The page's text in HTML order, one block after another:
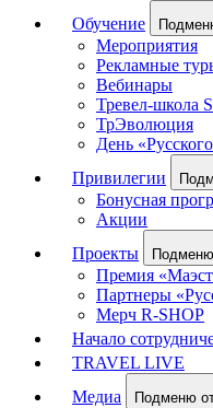
Обучение
Мероприятия
Рекламные
Вебинары
Тревел-школа
ТрЭволюция
День
Привилегии
Бонусная
Акции
Проекты
Подменю
Премия
Партнеры
Мерч R-SHOP
Начало
TRAVEL LIVE
Медиа
Подменю